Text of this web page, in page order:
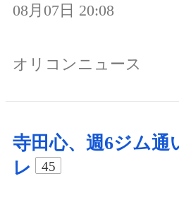
08月07日 20:08
オリコンニュース
寺田心、週6ジム通
レ
45